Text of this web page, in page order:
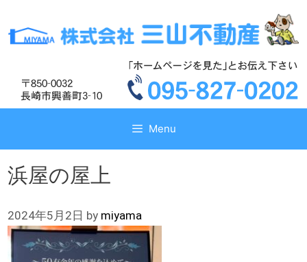
テ
ス
テ
ス
Menu
浜屋の屋上
2024年5月2日 by miyama